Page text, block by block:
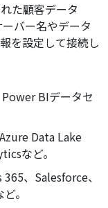
た顧客データ
ーバー名やデータ
を設定して接続し
BIデータセ
Data Lake
など。
、Salesforce、
。